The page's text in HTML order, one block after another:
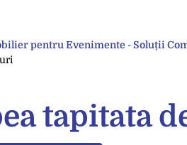
pentru Evenimente - Soluții
tapitata